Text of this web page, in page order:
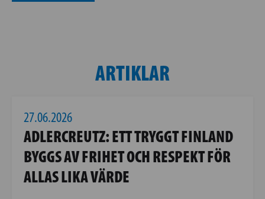
ARTIKLAR
27.06.2026
ADLERCREUTZ: ETT TRYGGT FINLAND
BYGGS AV FRIHET OCH RESPEKT FÖR
ALLAS LIKA VÄRDE